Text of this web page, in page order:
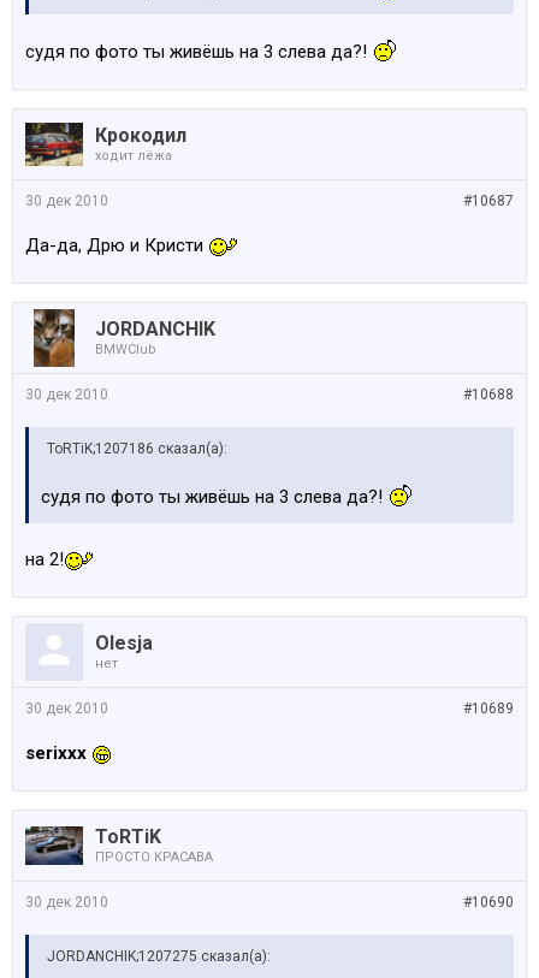
судя по фото ты живёшь на 3 слева да?!
Крокодил
ходит лёжа
#10687
30 дек 2010
Да-да, Дрю и Кристи
JORDANCHIK
BMWClub
#10688
30 дек 2010
ToRTiK;1207186 сказал(а):
судя по фото ты живёшь на 3 слева да?!
на 2!
Olesja
нет
#10689
30 дек 2010
serixxx
ToRTiK
ПРОСТО КРАСАВА
#10690
30 дек 2010
JORDANCHIK;1207275 сказал(а):